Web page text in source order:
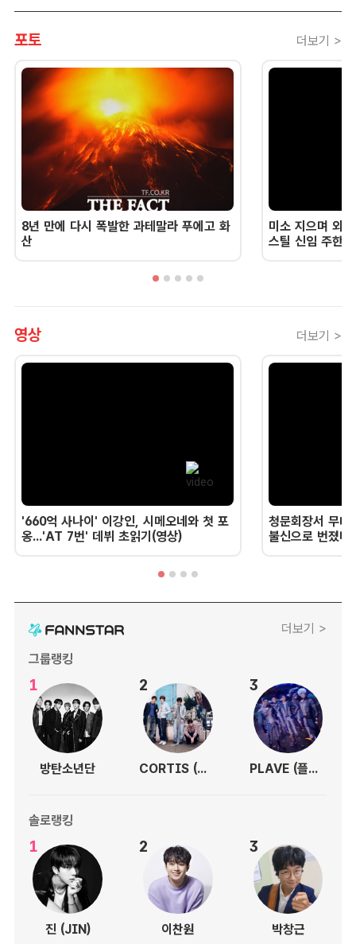
포토 더보기 >
8년 만에 다시 폭발한 과테말라 푸에고 화
산
미소 지으며 외
스틸 신임 주한
영상 더보기 >
'660억 사나이' 이강인, 시메오네와 첫 포
옹...'AT 7번' 데뷔 초읽기(영상)
청문회장서 무너
불신으로 번졌
더보기 >
그룹랭킹
1
방탄소년단
2
CORTIS (코르티스)
3
PLAVE (플레이브)
솔로랭킹
1
진 (JIN)
2
이찬원
3
박창근